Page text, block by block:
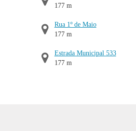
177 m
Rua 1º de Maio
177 m
Estrada Municipal 533
177 m